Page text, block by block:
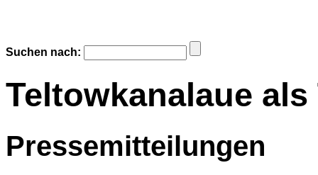
Suchen nach:
Teltowkanalaue
Pressemitteilungen